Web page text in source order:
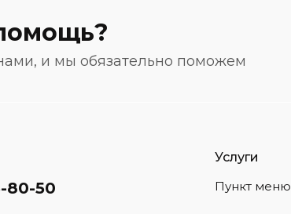
и мы обязательно поможем
80-50
Услуги
Пункт меню